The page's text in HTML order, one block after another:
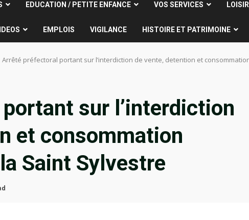
EDUCATION / PETITE ENFANCE VOS SERVICES
EMPLOIS VIGILANCE HISTOIRE ET PATRIMOINE
Arrêté préfectoral portant sur l’interdiction de vente, detention et
sur l’interdiction
et consommation
Saint Sylvestre